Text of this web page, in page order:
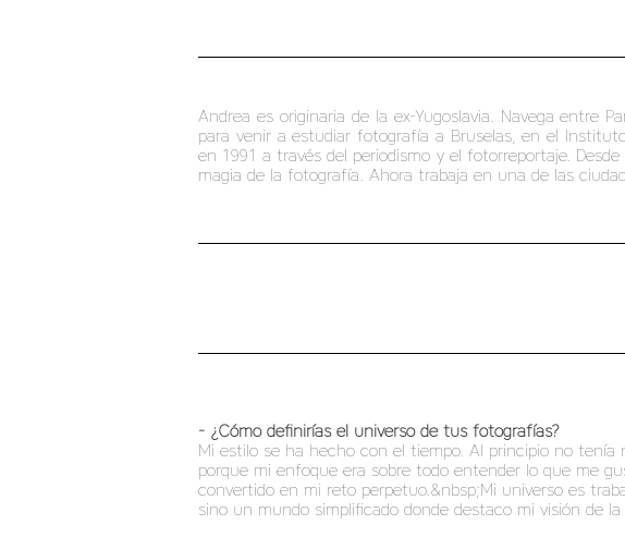
Andrea es originaria de la ex-Yugoslavia. Navega entre
para venir a estudiar fotografía a Bruselas, en el
en 1991 a través del periodismo y el fotorreportaje.
magia de la fotografía. Ahora trabaja en una de las
- ¿Cómo definirías el universo de tus fotografías?
Mi estilo se ha hecho con el tiempo. Al principio no tenía
porque mi enfoque era sobre todo entender lo que me
convertido en mi reto perpetuo.&nbsp;Mi universo es
sino un mundo simplificado donde destaco mi visión de